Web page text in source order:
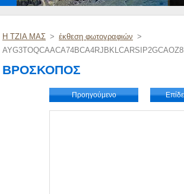
Η ΤΖΙΑ ΜΑΣ > έκθεση φωτογραφιών >
ΒΡΟΣΚΟΠΟΣ
Προηγούμενο